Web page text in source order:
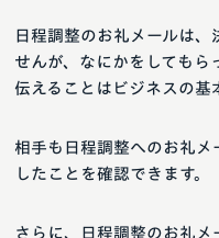
日程調整のお礼メールは
せんが、なにかをしてもら
伝えることはビジネスの基
相手も日程調整へのお礼メ
したことを確認できます。
さらに、日程調整のお礼メ